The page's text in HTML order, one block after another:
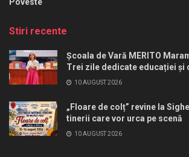
Stiri recente
Școala de Vară MERITO
Trei zile dedicate educației și
10 AUGUST 2026
„Floare de colț” revine la
tinerii care vor urca pe scenă
10 AUGUST 2026